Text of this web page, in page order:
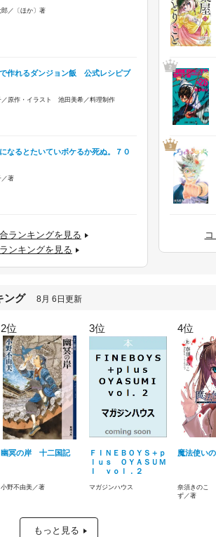
郎／〔ほか〕著
作れるダンジョン飯 公式レシピブ
／原作・イラスト 池田美希／料理制作
なるとたいていボケるか死ぬ。７０
／著
ランキングを見る
ンキングを見る
ング 8月 6 日更新
2位
幽冥の岸 十二国記
小野不由美／著
3位
ＦＩＮＥＢＯＹＳ＋ｐ
ｌｕｓ ＯＹＡＳＵＭ
Ｉ ｖｏｌ．２
マガジンハウス
4位
魔法使い
奈須きのこ
ず／著
もっと見る